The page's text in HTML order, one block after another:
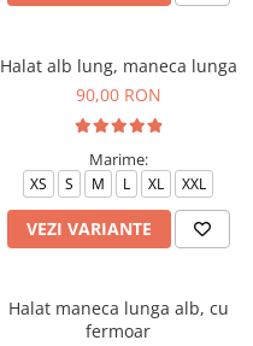
Halat alb lung, maneca lunga
90,00 RON
Marime:
XS S M L XL XXL
VEZI VARIANTE
Halat maneca lunga alb, cu
fermoar